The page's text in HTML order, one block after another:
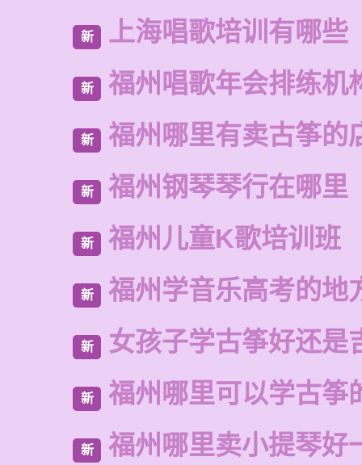
新 上海唱歌培训有哪些
新 福州唱歌年会排练机
新 福州哪里有卖古筝的
新 福州钢琴琴行在哪里
新 福州儿童K歌培训班
新 福州学音乐高考的地
新 女孩子学古筝好还是
新 福州哪里可以学古筝
新 福州哪里卖小提琴好